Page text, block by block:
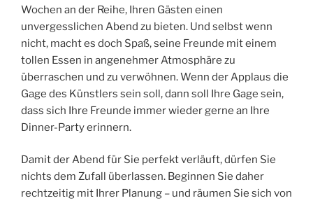
Wochen an der Reihe, Ihren Gästen einen
unvergesslichen Abend zu bieten. Und selbst wenn
nicht, macht es doch Spaß, seine Freunde mit einem
tollen Essen in angenehmer Atmosphäre zu
überraschen und zu verwöhnen. Wenn der Applaus die
Gage des Künstlers sein soll, dann soll Ihre Gage sein,
dass sich Ihre Freunde immer wieder gerne an Ihre
Dinner-Party erinnern.
Damit der Abend für Sie perfekt verläuft, dürfen Sie
nichts dem Zufall überlassen. Beginnen Sie daher
rechtzeitig mit Ihrer Planung – und räumen Sie sich von